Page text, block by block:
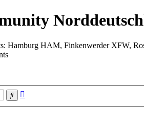
Hamburg HAM, Finkenwerder XFW,
Suche